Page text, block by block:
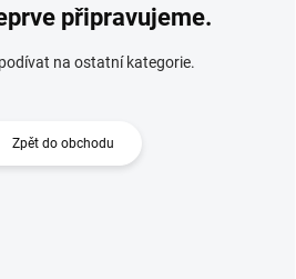
připravujeme.
na ostatní kategorie.
Zpět do obchodu